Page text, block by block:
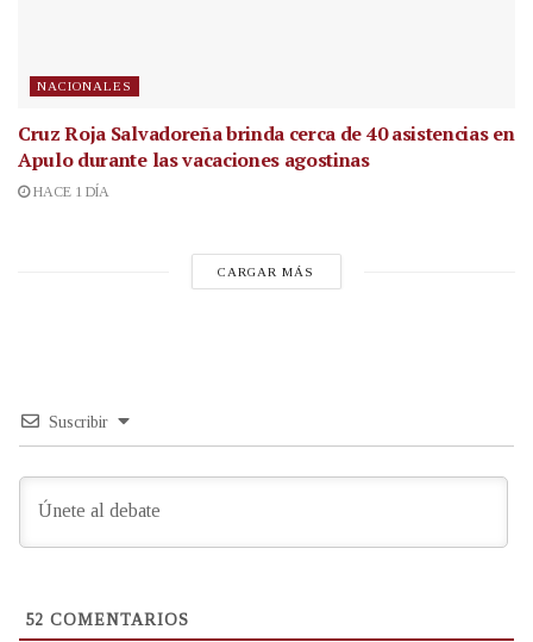
NACIONALES
Cruz Roja Salvadoreña brinda cerca de 40 asistencias en
Apulo durante las vacaciones agostinas
HACE 1 DÍA
CARGAR MÁS
Suscribir
52 COMENTARIOS